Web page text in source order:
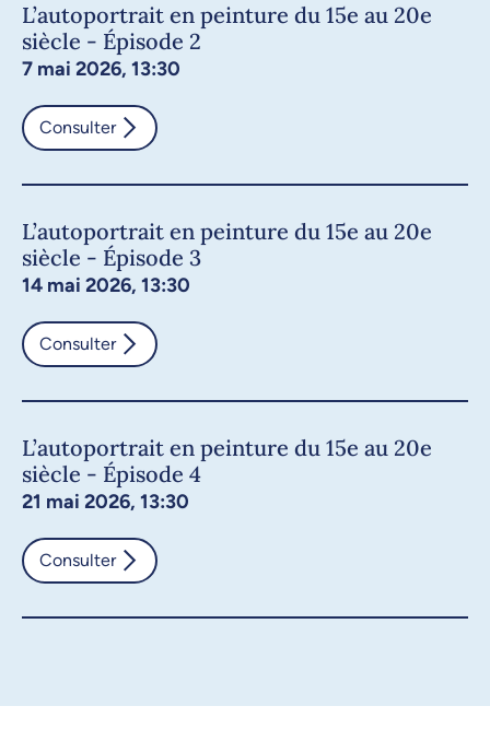
L’autoportrait en peinture du 15e au 20e
siècle - Épisode 2
7 mai 2026, 13:30
Consulter
L’autoportrait en peinture du 15e au 20e
siècle - Épisode 3
14 mai 2026, 13:30
Consulter
L’autoportrait en peinture du 15e au 20e
siècle - Épisode 4
21 mai 2026, 13:30
Consulter